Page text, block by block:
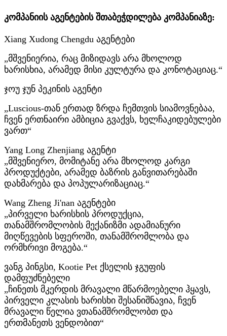
კომპანიის აგენტების შთაბეჭდილება კომპანიაზე:
Xiang Xudong Chengdu აგენტები
„მშვენიერია, რაც მიზიდავს არა მხოლოდ
ხარისხია, არამედ მისი კულტურა და კონოტაციაც.“
ჯოუ ჯუნ პეკინის აგენტი
„Luscious-თან ერთად ზრდა ჩემთვის სიამოვნებაა,
ჩვენ ერთნაირი ამბიცია გვაქვს, ხელჩაკიდებულები
ვართ“
Yang Long Zhenjiang აგენტი
„მშვენიერო, მომიტანე არა მხოლოდ კარგი
პროდუქტები, არამედ ბაზრის განვითარებაში
დახმარება და პოპულარიზაციაც.“
Wang Zheng Ji'nan აგენტები
„პირველი ხარისხის პროდუქცია,
თანამშრომლობის მექანიზმი ადამიანური
მიღწევების სფეროში, თანამშრომლობა და
ორმხრივი მოგება.“
ვანგ პინგსი, Kootie Pet ქსელის ჯგუფის
დამფუძნებელი
„ჩინეთს მკერდის მრავალი მწარმოებელი ჰყავს,
პირველი კლასის ხარისხი შესანიშნავია, ჩვენ
მრავალი წელია ვთანამშრომლობთ და
ერთმანეთს ვენდობით“